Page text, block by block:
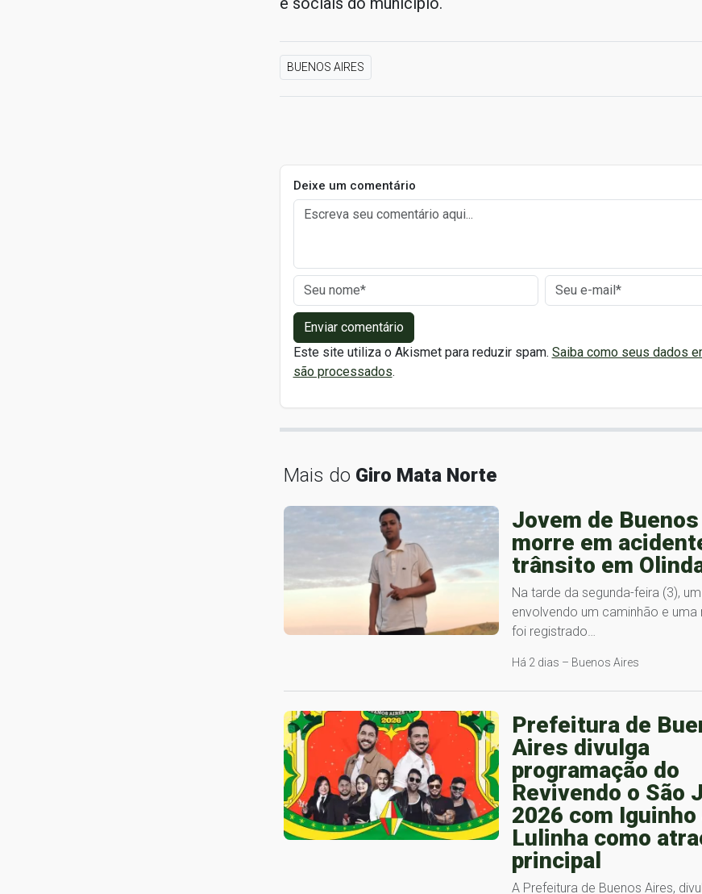
BUENOS AIRES
Deixe um comentário
Enviar comentário
Este site utiliza o Akismet para reduzir spam. Saiba como seus dados
são processados.
Mais do Giro Mata Norte
Jovem de
morre em
trânsito em
Na tarde da segunda-feira (3),
envolvendo um caminhão e
foi registrado…
Há 2 dias – Buenos Aires
Prefeitura de
Aires divulga
programação do
Revivendo o São
2026 com Iguinho
Lulinha como
principal
A Prefeitura de Buenos Aires,